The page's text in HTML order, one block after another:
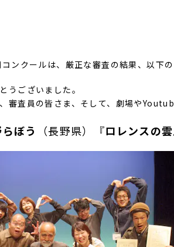
ンクールは、厳正な審査の結果、以下の
うございました。
審査員の皆さま、そして、劇場や
ぼう （長野県）『ロレンスの雲